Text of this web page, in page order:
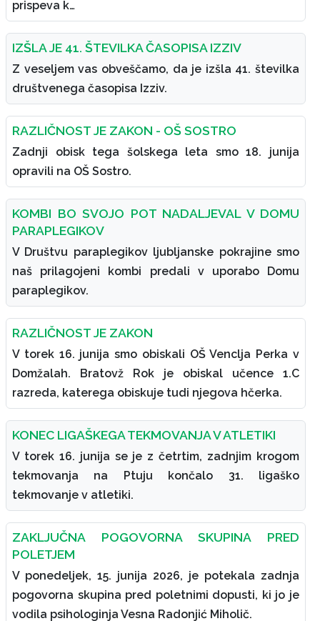
prispeva k…
IZŠLA JE 41. ŠTEVILKA ČASOPISA IZZIV
Z veseljem vas obveščamo, da je izšla 41. številka
društvenega časopisa Izziv.
RAZLIČNOST JE ZAKON - OŠ SOSTRO
Zadnji obisk tega šolskega leta smo 18. junija
opravili na OŠ Sostro.
KOMBI BO SVOJO POT NADALJEVAL V DOMU
PARAPLEGIKOV
V Društvu paraplegikov ljubljanske pokrajine smo
naš prilagojeni kombi predali v uporabo Domu
paraplegikov.
RAZLIČNOST JE ZAKON
V torek 16. junija smo obiskali OŠ Venclja Perka v
Domžalah. Bratovž Rok je obiskal učence 1.C
razreda, katerega obiskuje tudi njegova hčerka.
KONEC LIGAŠKEGA TEKMOVANJA V ATLETIKI
V torek 16. junija se je z četrtim, zadnjim krogom
tekmovanja na Ptuju končalo 31. ligaško
tekmovanje v atletiki.
ZAKLJUČNA POGOVORNA SKUPINA PRED
POLETJEM
V ponedeljek, 15. junija 2026, je potekala zadnja
pogovorna skupina pred poletnimi dopusti, ki jo je
vodila psihologinja Vesna Radonjić Miholič.